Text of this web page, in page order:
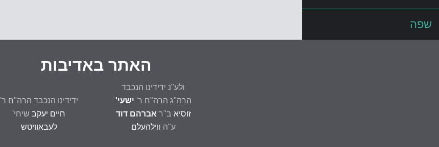
שפה
האתר באדיבות
ולע"נ ידידינו הנכבד
הרה"ג הרה"ח ר' ישעי'
זוסיא ב"ר אברהם דוד
ע"ה ווילהעלם
ידידינו הנכבד הרה"ח ר'
חיים יעקב שיחי'
לעבאוויטש